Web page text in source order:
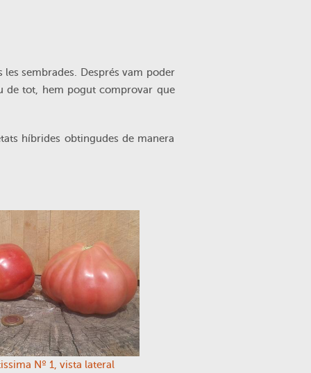
sembrades. Després vam poder
de tot, hem pogut comprovar que
híbrides obtingudes de manera
Nº 1, vista lateral